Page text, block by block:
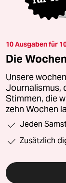
10 Ausgaben für
Die
Unsere
Journalismus,
Stimmen, die
zehn Wochen
Jeden
Zusätzlich